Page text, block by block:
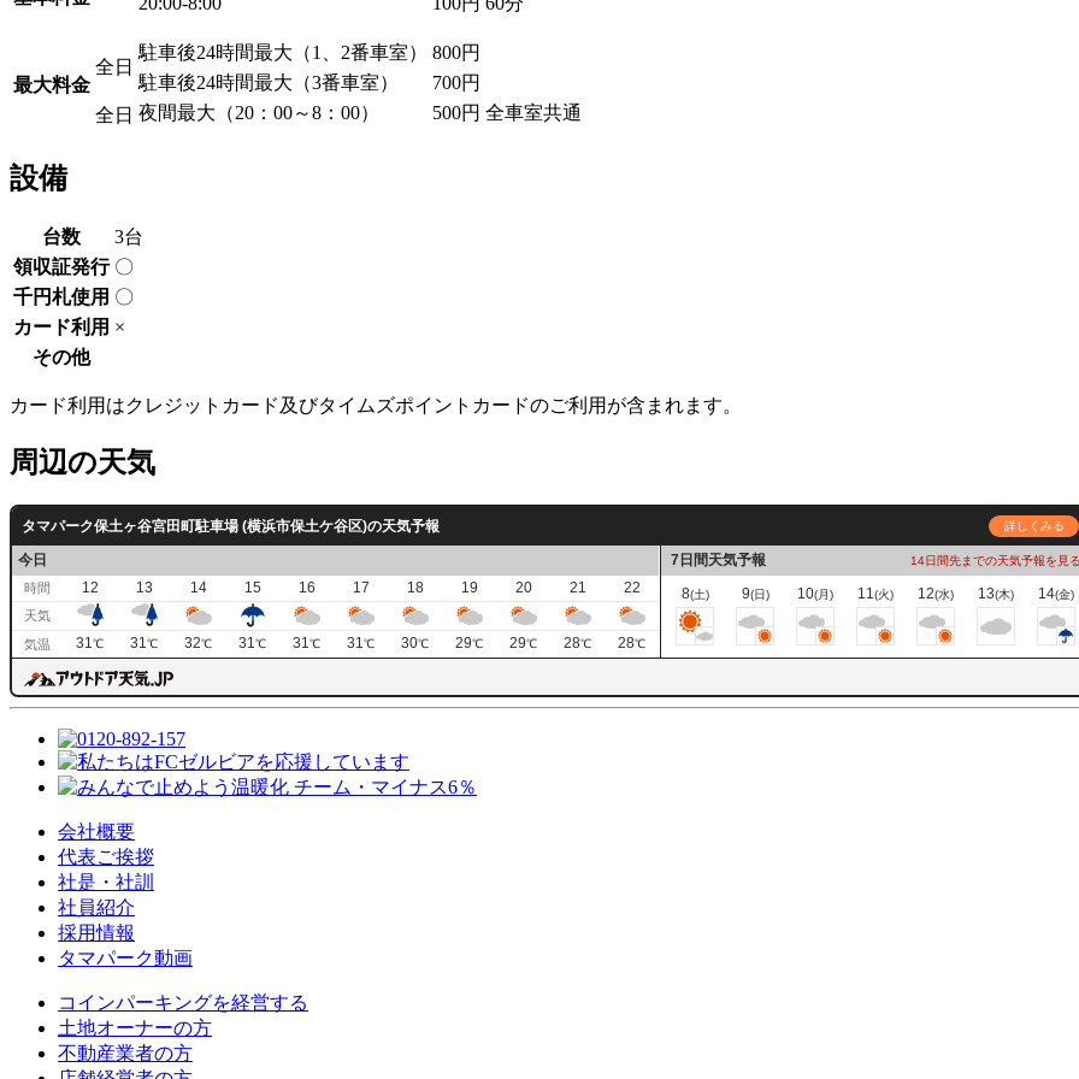
最大料金
全日
駐車後24時間最大（1、2番車室）
800円
駐車後24時間最大（3番車室）
700円
全日 夜間最大（20：00～8：00） 500円 全車室共通
設備
台数
3台
領収証発行 〇
千円札使用 〇
カード利用 ×
その他
カード利用はクレジットカード及びタイムズポイントカードのご利用が含まれます。
周辺の天気
タマパーク保土ヶ谷宮田町駐車場 (横浜市保土ケ谷区)の天気予報 詳しくみる
今日
時間 12 13 14 15 16 17 18 19 20 21 22
天気
気温
31℃ 31℃ 32℃ 31℃ 31℃ 31℃ 30℃ 29℃ 29℃ 28℃ 28℃
7日間天気予報 14日間先までの天気予報を見
8(土) 9(日) 10(月) 11(火) 12(水) 13(木) 14(金)
会社概要
代表ご挨拶
社是・社訓
社員紹介
採用情報
タマパーク動画
コインパーキングを経営する
土地オーナーの方
不動産業者の方